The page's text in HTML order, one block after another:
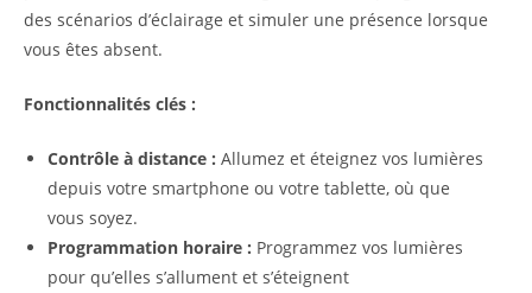
des scénarios d’éclairage et simuler une présence lorsque
vous êtes absent.
Fonctionnalités clés :
Contrôle à distance : Allumez et éteignez vos lumières
depuis votre smartphone ou votre tablette, où que
vous soyez.
Programmation horaire : Programmez vos lumières
pour qu’elles s’allument et s’éteignent